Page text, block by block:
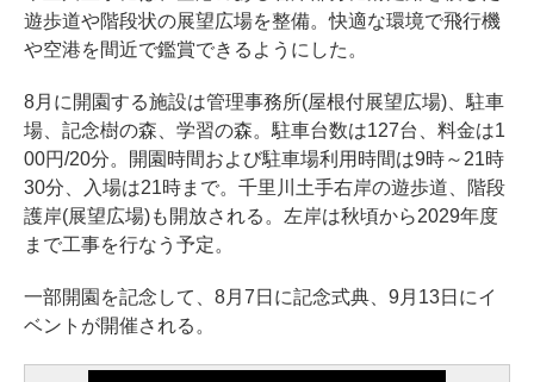
遊歩道や階段状の展望広場を整備。快適な環境で飛行機
や空港を間近で鑑賞できるようにした。
8月に開園する施設は管理事務所(屋根付展望広場)、駐車
場、記念樹の森、学習の森。駐車台数は127台、料金は1
00円/20分。開園時間および駐車場利用時間は9時～21時
30分、入場は21時まで。千里川土手右岸の遊歩道、階段
護岸(展望広場)も開放される。左岸は秋頃から2029年度
まで工事を行なう予定。
一部開園を記念して、8月7日に記念式典、9月13日にイ
ベントが開催される。